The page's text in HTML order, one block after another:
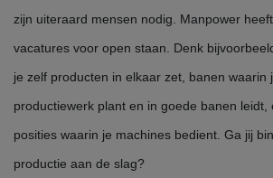
zijn uiteraard mensen nodig. Manpower
vacatures voor open staan. Denk
je zelf producten in elkaar zet, banen waarin
productiewerk plant en in goede banen leidt,
posities waarin je machines bedient. Ga jij
productie aan de slag?